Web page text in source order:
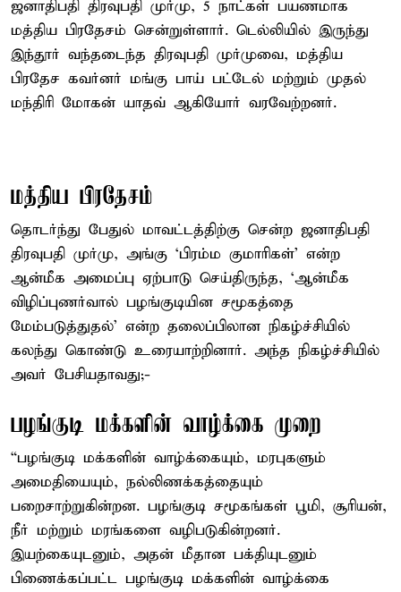
ஜனாதிபதி திரவுபதி முர்மு, 5 நாட்கள் பயணமாக
மத்திய பிரதேசம் சென்றுள்ளார். டெல்லியில் இருந்து
இந்தூர் வந்தடைந்த திரவுபதி முர்முவை, மத்திய
பிரதேச கவர்னர் மங்கு பாய் பட்டேல் மற்றும் முதல்
மந்திரி மோகன் யாதவ் ஆகியோர் வரவேற்றனர்.
மத்திய பிரதேசம்
தொடர்ந்து பேதுல் மாவட்டத்திற்கு சென்ற ஜனாதிபதி
திரவுபதி முர்மு, அங்கு ‘பிரம்ம குமாரிகள்’ என்ற
ஆன்மீக அமைப்பு ஏற்பாடு செய்திருந்த, ‘ஆன்மீக
விழிப்புணர்வால் பழங்குடியின சமூகத்தை
மேம்படுத்துதல்’ என்ற தலைப்பிலான நிகழ்ச்சியில்
கலந்து கொண்டு உரையாற்றினார். அந்த நிகழ்ச்சியில்
அவர் பேசியதாவது;-
பழங்குடி மக்களின் வாழ்க்கை முறை
“பழங்குடி மக்களின் வாழ்க்கையும், மரபுகளும்
அமைதியையும், நல்லிணக்கத்தையும்
பறைசாற்றுகின்றன. பழங்குடி சமூகங்கள் பூமி, சூரியன்,
நீர் மற்றும் மரங்களை வழிபடுகின்றனர்.
இயற்கையுடனும், அதன் மீதான பக்தியுடனும்
பிணைக்கப்பட்ட பழங்குடி மக்களின் வாழ்க்கை